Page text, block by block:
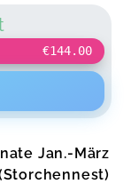
€144.00
Jan.-März